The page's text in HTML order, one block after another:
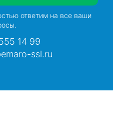
ответим на все ваши
14 99
ssl.ru